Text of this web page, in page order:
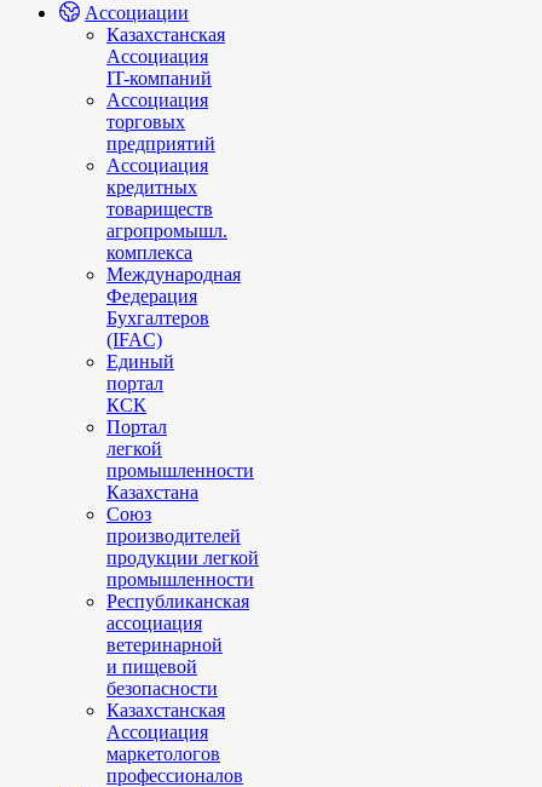
Ассоциации
Казахстанская
Ассоциация
IT-компаний
Ассоциация
торговых
предприятий
Ассоциация
кредитных
товариществ
агропромышл.
комплекса
Международная
Федерация
Бухгалтеров
(IFAC)
Единый
портал
КСК
Портал
легкой
промышленности
Казахстана
Союз
производителей
продукции легкой
промышленности
Республиканская
ассоциация
ветеринарной
и пищевой
безопасности
Казахстанская
Ассоциация
маркетологов
профессионалов